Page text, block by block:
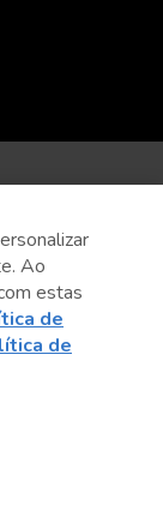
Ao
estas
de
de